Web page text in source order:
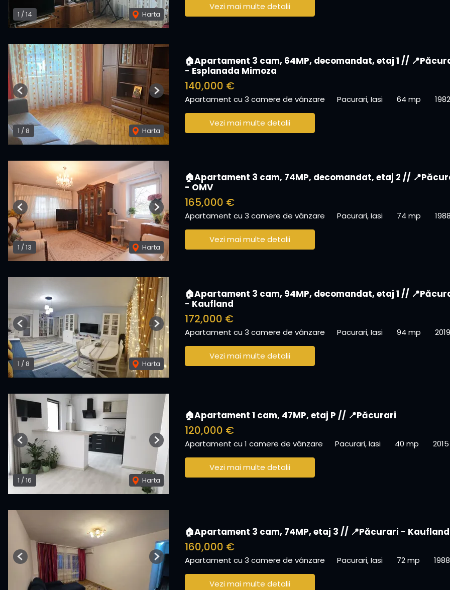
1 /14 Harta
Vezi mai multe detalii
1 /8 Harta
Previous Next
🏠Apartament 3 cam, 64MP, decomandat, etaj 1 //
- Esplanada Mimoza
140,000 €
Apartament cu 3 camere de vânzare Pacurari, Iasi 64 mp 1982
Vezi mai multe detalii
1 /13 Harta
Previous Next
🏠Apartament 3 cam, 74MP, decomandat, etaj 2 //
- OMV
165,000 €
Apartament cu 3 camere de vânzare Pacurari, Iasi 74 mp
Vezi mai multe detalii
1 /8 Harta
Previous Next
🏠Apartament 3 cam, 94MP, decomandat, etaj 1 //
- Kaufland
172,000 €
Apartament cu 3 camere de vânzare Pacurari, Iasi 94 mp 2019
Vezi mai multe detalii
1 /16 Harta
Previous Next
🏠Apartament 1 cam, 47MP, etaj P // 📍Păcurari
120,000 €
Apartament cu 1 camere de vânzare Pacurari, Iasi 40 mp 2015
Vezi mai multe detalii
Previous Next
🏠Apartament 3 cam, 74MP, etaj 3 // 📍Păcurari - Kaufland
160,000 €
Apartament cu 3 camere de vânzare Pacurari, Iasi 72 mp 1988
Vezi mai multe detalii